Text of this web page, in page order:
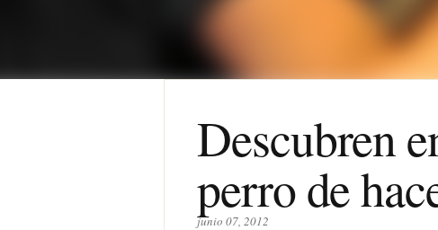
Descubren
perro de
junio 07, 2012